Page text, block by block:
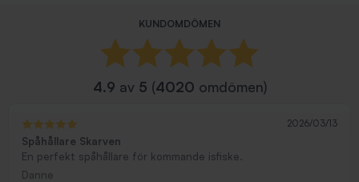
KUNDOMDÖMEN
4.9 av 5 (4020 omdömen)
2026/03/13
Spåhållare Skarven
En perfekt spåhållare för kommande isfiske.
Danne